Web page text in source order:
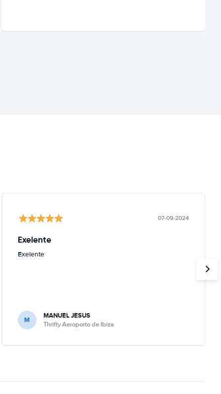
07-09-2024
Exelente
Exelente
M MANUEL JESUS
Thrifty Aeroporto de Ibiza